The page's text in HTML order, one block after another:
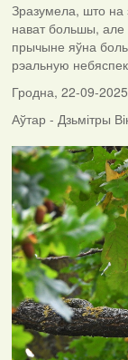
Зразумела, што на
нават большы, але
прычыне яўна
рэальную
Гродна, 22-09-2025
Аўтар - Дзьмітры